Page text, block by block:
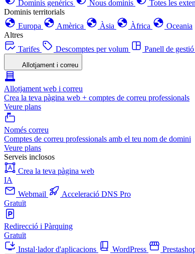
Dominis genèrics Nous dominis
Totes les
Dominis territorials
Europa
Amèrica Àsia Àfrica
Oceania
Altres
Tarifes
Descomptes per volum Panell de gestió
Allotjament i correu
Allotjament web i correu
Crea la teva pàgina web + comptes de correu professionals
Veure plans
Només correu
Comptes de correu professionals amb el teu nom de domini
Veure plans
Serveis inclosos
Crea la teva pàgina web
IA
Webmail
Acceleració DNS Pro
Gratuït
Redirecció i Pàrquing
Gratuït
Instal·lador d'aplicacions
WordPress